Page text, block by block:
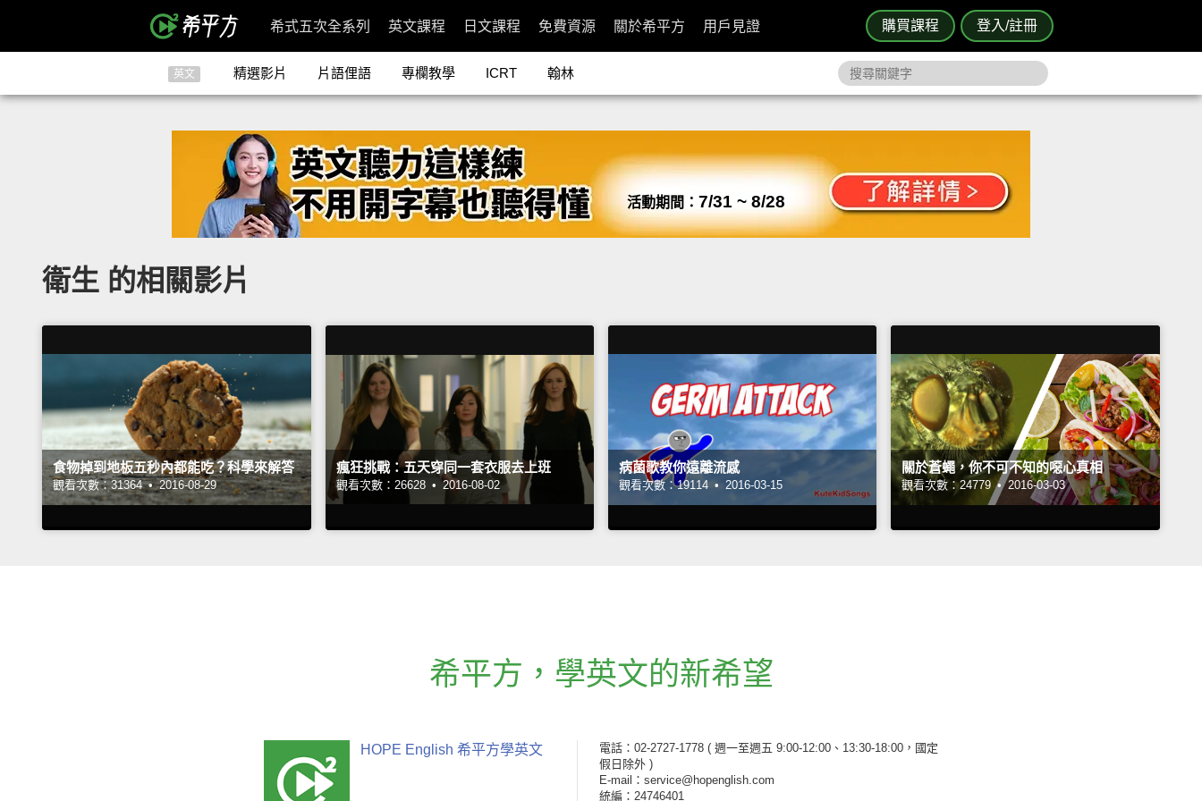
購買課程 登入/註冊
希式五次全系列 英文課程 日文課程 免費資源 關於希平方 用戶見證
英文 精選影片 片語俚語 專欄教學 ICRT 翰林
活動期間： 7/31 ~ 8/28
衛生 的相關影片
食物掉到地板五秒內都能吃？科學來解答
觀看次數：31364 • 2016-08-29
瘋狂挑戰：五天穿同一套衣服去上班
觀看次數：26628 • 2016-08-02
病菌歌教你遠離流感
觀看次數：19114 • 2016-03-15
關於蒼蠅，你不可不知的噁心真相
觀看次數：24779 • 2016-03-03
希平方 ， 學英文的新希望
HOPE English 希平方學英文 電話：02-2727-1778 ( 週一至週五 9:00-12:00、13:30-18:00，國定
假日除外 )
E-mail：service@hopenglish.com
統編：24746401